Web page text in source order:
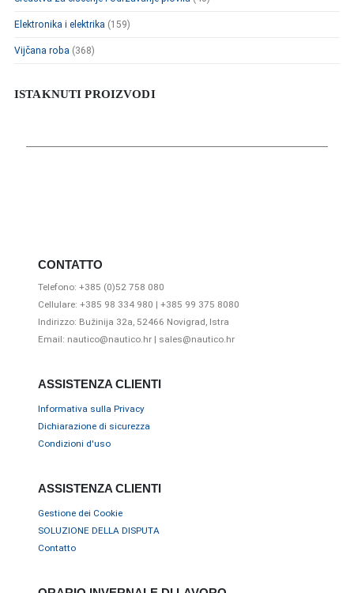
Elektronika i elektrika (159)
Vijčana roba (368)
ISTAKNUTI PROIZVODI
CONTATTO
Telefono: +385 (0)52 758 080
Cellulare: +385 98 334 980 | +385 99 375 8080
Indirizzo: Bužinija 32a, 52466 Novigrad, Istra
Email: nautico@nautico.hr | sales@nautico.hr
ASSISTENZA CLIENTI
Informativa sulla Privacy
Dichiarazione di sicurezza
Condizioni d'uso
ASSISTENZA CLIENTI
Gestione dei Cookie
SOLUZIONE DELLA DISPUTA
Contatto